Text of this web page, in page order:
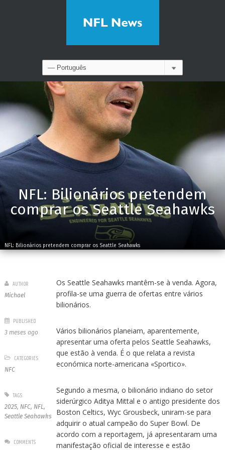
NFL: Bilionários pretendem
comprar os Seattle Seahawks
NFL: Bilionários pretendem comprar os Seattle Seahawks
Os Seattle Seahawks mantêm-se à venda. Agora,
profila-se uma guerra de ofertas entre vários
bilionários.
Vários bilionários planeiam, aparentemente,
apresentar uma oferta pelos Seattle Seahawks,
que estão à venda. É o que relata a revista
económica norte-americana «Sportico».
Segundo a mesma, o bilionário indiano do setor
siderúrgico Aditya Mittal e o antigo presidente dos
Boston Celtics, Wyc Grousbeck, uniram-se para
adquirir o atual campeão do Super Bowl. De
acordo com a reportagem, já apresentaram uma
manifestação oficial de interesse e estão
AUTHOR
Michael
PUBLISHED
3 meses ago
CATEGORIES
NFC
TAGS
2025, NFC, NFL,
Seattle Seahawks
COMMENTS